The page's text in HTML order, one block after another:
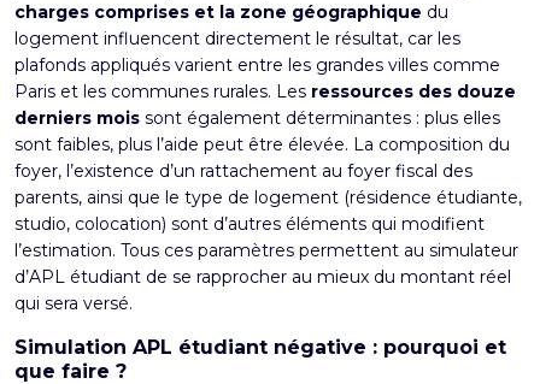
charges comprises et la zone géographique du
logement influencent directement le résultat, car les
plafonds appliqués varient entre les grandes villes comme
Paris et les communes rurales. Les ressources des douze
derniers mois sont également déterminantes : plus elles
sont faibles, plus l’aide peut être élevée. La composition du
foyer, l’existence d’un rattachement au foyer fiscal des
parents, ainsi que le type de logement (résidence étudiante,
studio, colocation) sont d’autres éléments qui modifient
l’estimation. Tous ces paramètres permettent au simulateur
d’APL étudiant de se rapprocher au mieux du montant réel
qui sera versé.
Simulation APL étudiant négative : pourquoi et
que faire ?